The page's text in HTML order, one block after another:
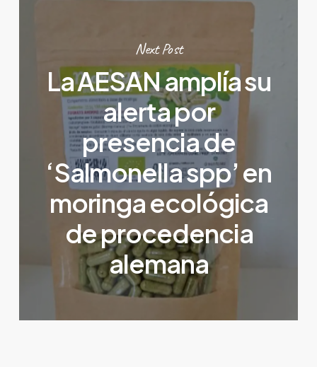
Next Post
La AESAN amplía su
alerta por
presencia de
‘Salmonella spp’ en
moringa ecológica
de procedencia
alemana